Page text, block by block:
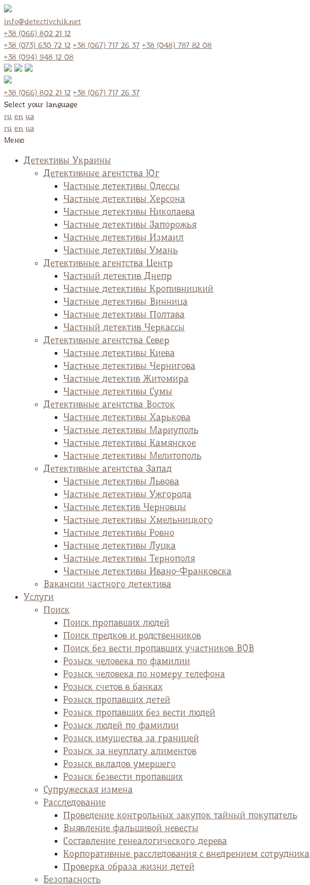
info@detectivchik.net
+38 (066) 802 21 12
+38 (073) 630 72 12 +38 (067) 717 26 37 +38 (048) 787 82 08
+38 (094) 948 12 08
+38 (066) 802 21 12 +38 (067) 717 26 37
Select your language
ru en ua
ru en ua
Меню
Детективы Украины
Детективные агентства Юг
Частные детективы Одессы
Частные детективы Херсона
Частные детективы Николаева
Частные детективы Запорожья
Частные детективы Измаил
Частные детективы Умань
Детективные агентства Центр
Частный детектив Днепр
Частные детективы Кропивницкий
Частные детективы Винница
Частные детективы Полтава
Частный детектив Черкассы
Детективные агентства Север
Частные детективы Киева
Частные детективы Чернигова
Частные детектив Житомира
Частные детективы Сумы
Детективные агентства Восток
Частные детективы Харькова
Частные детективы Мариуполь
Частные детективы Камянское
Частные детективы Мелитополь
Детективные агентства Запад
Частные детективы Львова
Частные детективы Ужгорода
Частные детектив Черновцы
Частные детективы Хмельницкого
Частные детективы Ровно
Частные детективы Луцка
Частные детективы Тернополя
Частные детективы Ивано-Франковска
Вакансии частного детектива
Услуги
Поиск
Поиск пропавших людей
Поиск предков и родственников
Поиск без вести пропавших участников ВОВ
Розыск человека по фамилии
Розыск человека по номеру телефона
Розыск счетов в банках
Розыск пропавших детей
Розыск пропавших без вести людей
Розыск людей по фамилии
Розыск имущества за границей
Розыск за неуплату алиментов
Розыск вкладов умершего
Розыск безвести пропавших
Супружеская измена
Расследование
Проведение контрольных закупок тайный покупатель
Выявление фальшивой невесты
Cоставление генеалогического дерева
Корпоративные расследования с внедрением сотрудника
Проверка образа жизни детей
Безопасность